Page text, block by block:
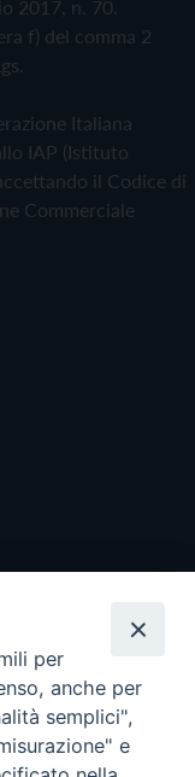
2017, n. 70.
f) del comma 2
Italiana
IAP (Istituto
il Codice di
Commerciale
per
anche per
semplici",
e